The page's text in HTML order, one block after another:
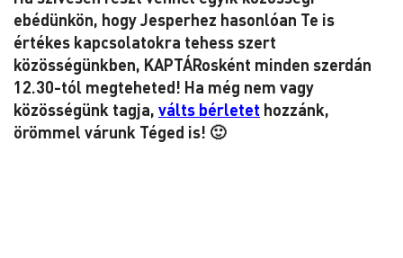
ebédünkön, hogy Jesperhez hasonlóan Te is
értékes kapcsolatokra tehess szert
közösségünkben, KAPTÁRosként minden szerdán
12.30-tól megteheted! Ha még nem vagy
közösségünk tagja, válts bérletet hozzánk,
örömmel várunk Téged is! 🙂